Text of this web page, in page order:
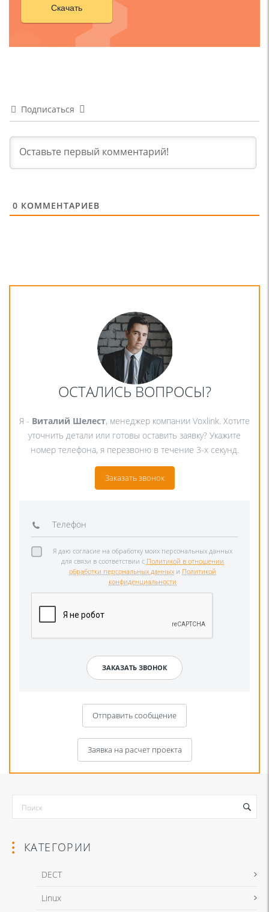
Скачать
Подписаться
0 КОММЕНТАРИЕВ
ОСТАЛИСЬ ВОПРОСЫ?
Я - Виталий Шелест, менеджер компании Voxlink. Хотите
уточнить детали или готовы оставить заявку? Укажите
номер телефона, я перезвоню в течение 3-х секунд.
Заказать звонок
Я даю согласие на обработку моих персональных данных
для связи в соответствии с Политикой в отношении
обработки персональных данных и Политикой
конфиденциальности
Отправить сообщение
Заявка на расчет проекта
КАТЕГОРИИ
DECT
Linux